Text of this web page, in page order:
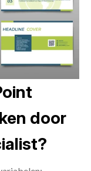
door